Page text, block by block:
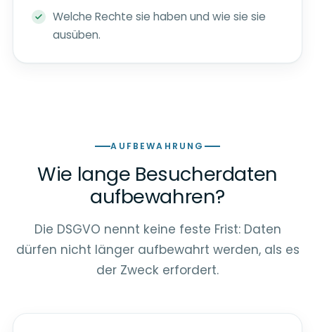
Welche Rechte sie haben und wie sie sie
ausüben.
AUFBEWAHRUNG
Wie lange Besucherdaten
aufbewahren?
Die DSGVO nennt keine feste Frist: Daten
dürfen nicht länger aufbewahrt werden, als es
der Zweck erfordert.